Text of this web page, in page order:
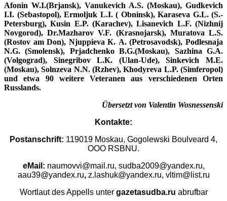
Afonin W.I.(Brjansk), Vanukevich А.S. (Moskau), Gudkevich
I.I. (Sebastopol), Ermoljuk L.I. ( Obninsk), Karaseva G.L. (S.-
Petersburg),Кusin Е.P. (Каrachev), Lisanevich L.F. (Nizhnij
Novgorod), Dr.Mazharov V.F. (Кrasnojarsk), Мuratova L.S.
(Rostov am Don), NjuppievaК. А. (Petrosavodsk), Podlesnaja
N.G. (Smolensk), Prjadchenko B.G.(Моskau), Sazhina G.А.
(Volgograd), Sinegribov L.К. (Ulan-Ude), SinkevichМ.Е.
(Моskau), Solnzeva N.N. (Rzhev), Khodyreva L.P. (Simferopol)
und etwa 90 weitere Veteranen aus verschiedenen Orten
Russlands.
Übersetzt von Valentin Wosnessenski
Kontakte:
Postanschrift: 119019 Moskau, Gogolewski Boulveard 4,
OOO RSBNU.
eMail: naumovvi@mail.ru, sudba2009@yandex.ru,
aau39@yandex.ru,z.lashuk@yandex.ru, vltim@list.ru
Wortlaut des Appells unter gazetasudba.ru abrufbar